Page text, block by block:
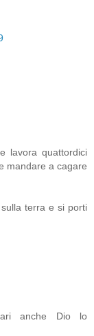
lavora quattordici
mandare a cagare
terra e si porti
anche Dio lo